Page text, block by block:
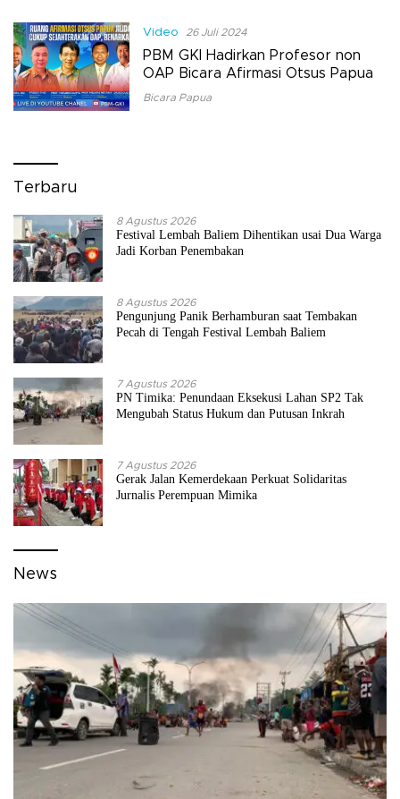
Video 26 Juli 2024
PBM GKI Hadirkan Profesor non
OAP Bicara Afirmasi Otsus Papua
Bicara Papua
Terbaru
8 Agustus 2026
Festival Lembah Baliem Dihentikan usai Dua Warga
Jadi Korban Penembakan
8 Agustus 2026
Pengunjung Panik Berhamburan saat Tembakan
Pecah di Tengah Festival Lembah Baliem
7 Agustus 2026
PN Timika: Penundaan Eksekusi Lahan SP2 Tak
Mengubah Status Hukum dan Putusan Inkrah
7 Agustus 2026
Gerak Jalan Kemerdekaan Perkuat Solidaritas
Jurnalis Perempuan Mimika
News